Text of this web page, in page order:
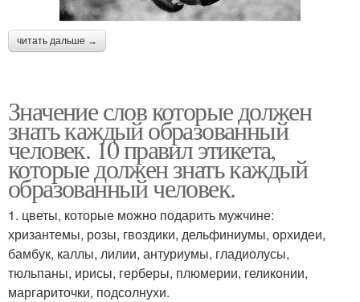
читать дальше →
Значение слов которые должен
знать каждый образованный
человек. 10 правил этикета,
которые должен знать каждый
образованный человек.
1. цветы, которые можно подарить мужчине:
хризантемы, розы, гвоздики, дельфиниумы, орхидеи,
бамбук, каллы, лилии, антуриумы, гладиолусы,
тюльпаны, ирисы, герберы, плюмерии, геликонии,
маргариточки, подсолнухи.